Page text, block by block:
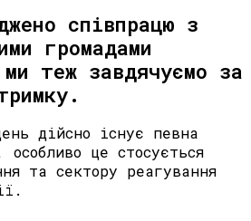
співпрацю з
громадами
теж завдячуємо за
дійсно існує певна
це стосується
та сектору реагування